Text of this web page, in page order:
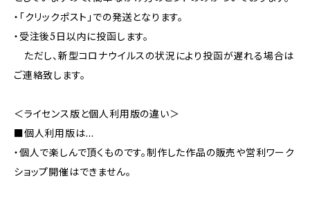
・「クリックポスト」での発送となります。
・受注後5日以内に投函します。
ただし、新型コロナウイルスの状況により投函が遅れる場合は
ご連絡致します。
＜ライセンス版と個人利用版の違い＞
■個人利用版は…
・個人で楽しんで頂くものです。制作した作品の販売や営利ワーク
ショップ開催はできません。